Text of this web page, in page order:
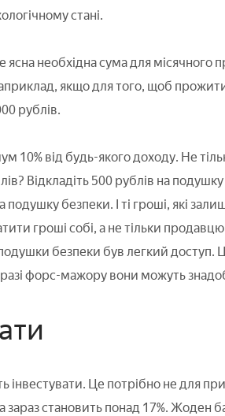
стані.
ясна необхідна сума для
якщо для того, щоб
рублів.
10% від будь-якого доходу. Не
Відкладіть 500 рублів на
безпеки. І ті гроші, які
гроші собі, а не тільки
безпеки був легкий доступ.
форс-мажору вони можуть
інвестувати. Це потрібно не для
зараз становить понад 17%. Жоден